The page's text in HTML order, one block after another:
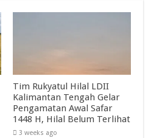
Tim Rukyatul Hilal LDII
Kalimantan Tengah Gelar
Pengamatan Awal Safar
1448 H, Hilal Belum Terlihat
3 weeks ago